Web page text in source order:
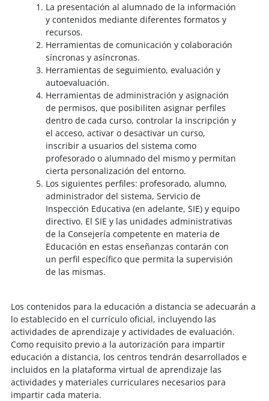
La presentación al alumnado de la información
y contenidos mediante diferentes formatos y
recursos.
Herramientas de comunicación y colaboración
síncronas y asíncronas.
Herramientas de seguimiento, evaluación y
autoevaluación.
Herramientas de administración y asignación
de permisos, que posibiliten asignar perfiles
dentro de cada curso, controlar la inscripción y
el acceso, activar o desactivar un curso,
inscribir a usuarios del sistema como
profesorado o alumnado del mismo y permitan
cierta personalización del entorno.
Los siguientes perfiles: profesorado, alumno,
administrador del sistema, Servicio de
Inspección Educativa (en adelante, SIE) y equipo
directivo. El SIE y las unidades administrativas
de la Consejería competente en materia de
Educación en estas enseñanzas contarán con
un perfil específico que permita la supervisión
de las mismas.
Los contenidos para la educación a distancia se adecuarán a
lo establecido en el currículo oficial, incluyendo las
actividades de aprendizaje y actividades de evaluación.
Como requisito previo a la autorización para impartir
educación a distancia, los centros tendrán desarrollados e
incluidos en la plataforma virtual de aprendizaje las
actividades y materiales curriculares necesarios para
impartir cada materia.